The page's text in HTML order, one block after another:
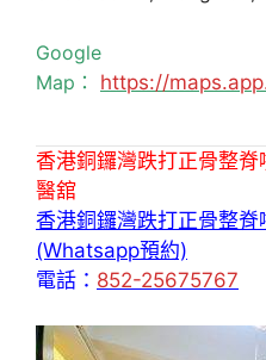
Google
Map： https://
香港銅鑼灣跌打正骨整
醫舘
香港銅鑼灣跌打正骨整
(Whatsapp預約)
電話： 852-25675767